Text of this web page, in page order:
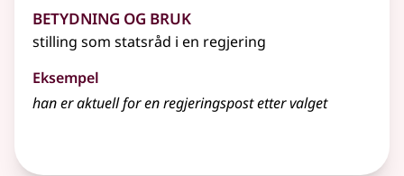
Betydning og bruk
stilling som statsråd i en regjering
Eksempel
han er aktuell for en regjeringspost etter valget